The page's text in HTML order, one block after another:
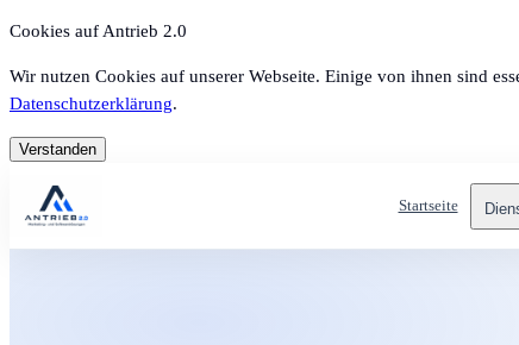
Cookies auf Antrieb 2.0
Wir nutzen Cookies auf unserer Webseite. Einige von ihnen sind
Datenschutzerklärung.
Verstanden
Startseite